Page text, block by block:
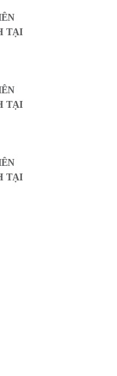
TẠI
TẠI
TẠI